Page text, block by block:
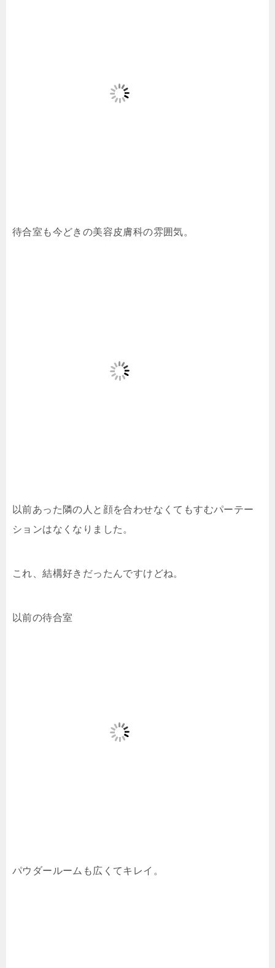
待合室も今どきの美容皮膚科の雰囲気。
以前あった隣の人と顔を合わせなくてもすむパーテー
ションはなくなりました。
これ、結構好きだったんですけどね。
以前の待合室
パウダールームも広くてキレイ。